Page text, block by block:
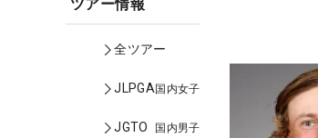
ツアー情報
全ツアー
JLPGA国内女子
JGTO 国内男子